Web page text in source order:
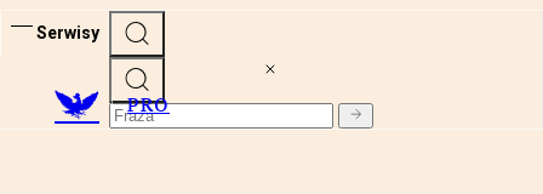
Serwisy
PRO